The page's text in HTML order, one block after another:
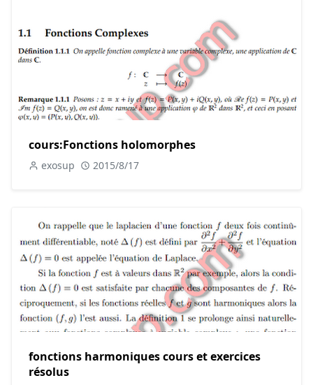
cours:Fonctions holomorphes
exosup 2015/8/17
fonctions harmoniques cours et exercices
résolus